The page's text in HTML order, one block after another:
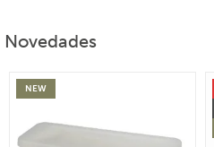
Novedades
NEW